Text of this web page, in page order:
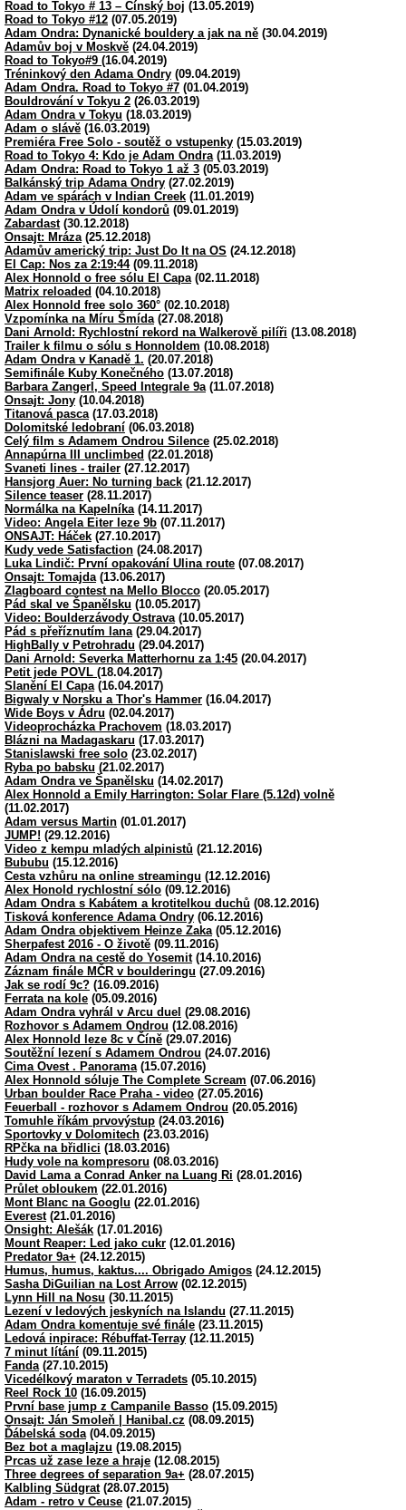
Road to Tokyo # 13 – Čínský boj (13.05.2019)
Road to Tokyo #12 (07.05.2019)
Adam Ondra: Dynanické bouldery a jak na ně (30.04.2019)
Adamův boj v Moskvě (24.04.2019)
Road to Tokyo#9 (16.04.2019)
Tréninkový den Adama Ondry (09.04.2019)
Adam Ondra. Road to Tokyo #7 (01.04.2019)
Bouldrování v Tokyu 2 (26.03.2019)
Adam Ondra v Tokyu (18.03.2019)
Adam o slávě (16.03.2019)
Premiéra Free Solo - soutěž o vstupenky (15.03.2019)
Road to Tokyo 4: Kdo je Adam Ondra(11.03.2019)
Adam Ondra: Road to Tokyo 1 až 3 (05.03.2019)
Balkánský trip Adama Ondry (27.02.2019)
Adam ve spárách v Indian Creek (11.01.2019)
Adam Ondra v Údolí kondorů (09.01.2019)
Zabardast(30.12.2018)
Onsajt: Mráza(25.12.2018)
Adamův americký trip: Just Do It na OS (24.12.2018)
El Cap: Nos za 2:19:44(09.11.2018)
Alex Honnold o free sólu El Capa(02.11.2018)
Matrix reloaded (04.10.2018)
Alex Honnold free solo 360° (02.10.2018)
Vzpomínka na Míru Šmída(27.08.2018)
Dani Arnold: Rychlostní rekord na Walkerově pilíři (13.08.2018)
Trailer k filmu o sólu s Honnoldem (10.08.2018)
Adam Ondra v Kanadě 1. (20.07.2018)
Semifinále Kuby Konečného (13.07.2018)
Barbara Zangerl, Speed Integrale 9a(11.07.2018)
Onsajt: Jony (10.04.2018)
Titanová pasca(17.03.2018)
Dolomitské ledobraní (06.03.2018)
Celý film s Adamem Ondrou Silence (25.02.2018)
Annapúrna III unclimbed (22.01.2018)
Svaneti lines - trailer (27.12.2017)
Hansjorg Auer: No turning back (21.12.2017)
Silence teaser (28.11.2017)
Normálka na Kapelníka(14.11.2017)
Video: Angela Eiter leze 9b (07.11.2017)
ONSAJT: Háček (27.10.2017)
Kudy vede Satisfaction (24.08.2017)
Luka Lindič: První opakování Ulina route (07.08.2017)
Onsajt: Tomajda(13.06.2017)
Zlagboard contest na Mello Blocco (20.05.2017)
Pád skal ve Španělsku (10.05.2017)
Video: Boulderzávody Ostrava(10.05.2017)
Pád s přeříznutím lana(29.04.2017)
HighBally v Petrohradu (29.04.2017)
Dani Arnold: Severka Matterhornu za 1:45 (20.04.2017)
Petit jede POVL (18.04.2017)
Slanění El Capa(16.04.2017)
Bigwaly v Norsku a Thor's Hammer (16.04.2017)
Wide Boys v Ádru (02.04.2017)
Videoprocházka Prachovem (18.03.2017)
Blázni na Madagaskaru (17.03.2017)
Stanislawski free solo (23.02.2017)
Ryba po babsku (21.02.2017)
Adam Ondra ve Španělsku (14.02.2017)
Alex Honnold a Emily Harrington: Solar Flare (5.12d) volně
(11.02.2017)
Adam versus Martin (01.01.2017)
JUMP! (29.12.2016)
Video z kempu mladých alpinistů (21.12.2016)
Bububu (15.12.2016)
Cesta vzhůru na online streamingu (12.12.2016)
Alex Honold rychlostní sólo (09.12.2016)
Adam Ondra s Kabátem a krotitelkou duchů (08.12.2016)
Tisková konference Adama Ondry (06.12.2016)
Adam Ondra objektivem Heinze Zaka(05.12.2016)
Sherpafest 2016 - O životě (09.11.2016)
Adam Ondra na cestě do Yosemit(14.10.2016)
Záznam finále MČR v boulderingu (27.09.2016)
Jak se rodí 9c? (16.09.2016)
Ferrata na kole (05.09.2016)
Adam Ondra vyhrál v Arcu duel (29.08.2016)
Rozhovor s Adamem Ondrou (12.08.2016)
Alex Honnold leze 8c v Číně (29.07.2016)
Soutěžní lezení s Adamem Ondrou (24.07.2016)
Cima Ovest . Panorama(15.07.2016)
Alex Honnold sóluje The Complete Scream (07.06.2016)
Urban boulder Race Praha - video (27.05.2016)
Feuerball - rozhovor s Adamem Ondrou (20.05.2016)
Tomuhle říkám prvovýstup (24.03.2016)
Sportovky v Dolomitech (23.03.2016)
RPčka na břidlici (18.03.2016)
Hudy vole na kompresoru (08.03.2016)
David Lama a Conrad Anker na Luang Ri (28.01.2016)
Průlet obloukem (22.01.2016)
Mont Blanc na Googlu (22.01.2016)
Everest(21.01.2016)
Onsight: Alešák (17.01.2016)
Mount Reaper: Led jako cukr (12.01.2016)
Predator 9a+ (24.12.2015)
Humus, humus, kaktus.... Obrigado Amigos (24.12.2015)
Sasha DiGuilian na Lost Arrow (02.12.2015)
Lynn Hill na Nosu (30.11.2015)
Lezení v ledových jeskyních na Islandu (27.11.2015)
Adam Ondra komentuje své finále (23.11.2015)
Ledová inpirace: Rébuffat-Terray (12.11.2015)
7 minut lítání (09.11.2015)
Fanda(27.10.2015)
Vicedélkový maraton v Terradets (05.10.2015)
Reel Rock 10 (16.09.2015)
První base jump z Campanile Basso (15.09.2015)
Onsajt: Ján Smoleň | Hanibal.cz (08.09.2015)
Ďábelská soda(04.09.2015)
Bez bot a maglajzu (19.08.2015)
Prcas už zase leze a hraje (12.08.2015)
Three degrees of separation 9a+ (28.07.2015)
Kalbling Südgrat(28.07.2015)
Adam - retro v Ceuse (21.07.2015)